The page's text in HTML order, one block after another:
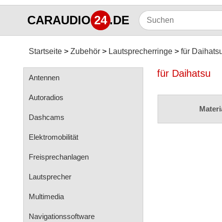
CARAUDIO 24.DE
Startseite Zubehör Lautsprecherringe für
Antennen
Autoradios
Dashcams
Elektromobilität
Freisprechanlagen
Lautsprecher
Multimedia
Navigationssoftware
für Daihatsu